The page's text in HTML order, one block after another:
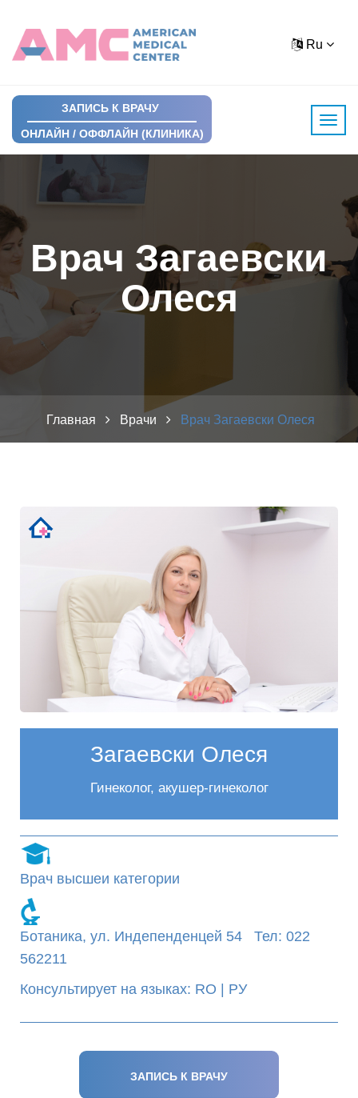
Ru
ЗАПИСЬ К ВРАЧУ
ОНЛАЙН / ОФФЛАЙН (КЛИНИКА)
Врач Загаевски
Олеся
Главная Врачи Врач Загаевски Олеся
Загаевски Олеся
Гинеколог, акушер-гинеколог
Врач высшеи категории
Ботаника, ул. Индепенденцей 54 Тел: 022
562211
Консультирует на языках: RO | РУ
ЗАПИСЬ К ВРАЧУ